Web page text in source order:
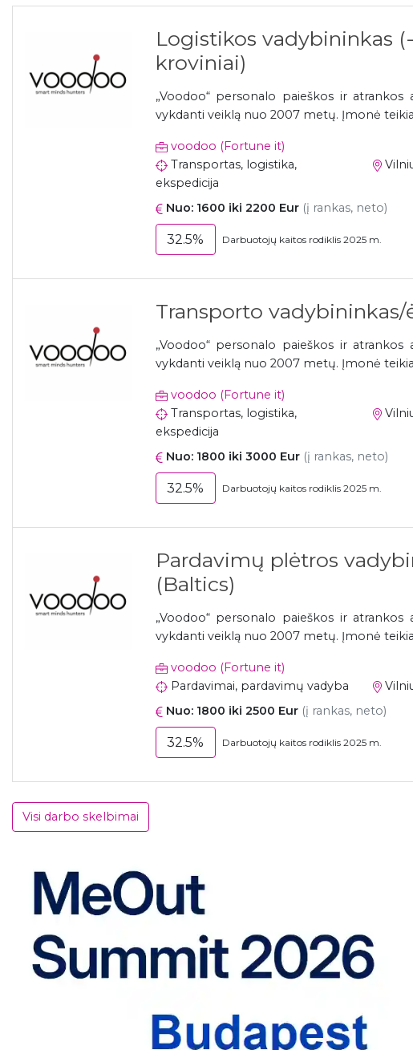
Logistikos vadybininkas
kroviniai)
„Voodoo“ personalo paieškos ir
vykdanti veiklą nuo 2007 metų. Įmonė
voodoo (Fortune it)
Transportas, logistika,
ekspedicija
Nuo: 1600 iki 2200 Eur (į rankas, neto)
32.5% Darbuotojų kaitos rodiklis 2025 m.
Transporto vadybininkas/
„Voodoo“ personalo paieškos ir
vykdanti veiklą nuo 2007 metų. Įmonė
voodoo (Fortune it)
Transportas, logistika,
ekspedicija
Nuo: 1800 iki 3000 Eur (į rankas, neto)
32.5% Darbuotojų kaitos rodiklis 2025 m.
Pardavimų plėtros
(Baltics)
„Voodoo“ personalo paieškos ir
vykdanti veiklą nuo 2007 metų. Įmonė
voodoo (Fortune it)
Pardavimai, pardavimų vadyba
Nuo: 1800 iki 2500 Eur (į rankas, neto)
32.5% Darbuotojų kaitos rodiklis 2025 m.
Visi darbo skelbimai